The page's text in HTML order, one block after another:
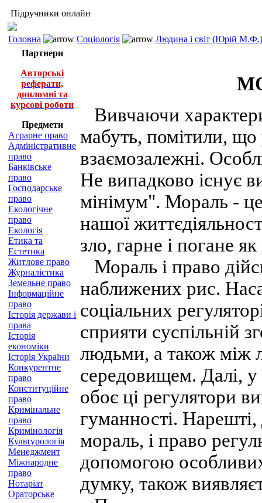
Підручники онлайн
Головна Соціологія
Людина і світ (Юрій М.Ф.)
Партнери
Авторські
реферати,
дипломні та
курсові роботи
Предмети
Аграрне право
Адміністративне
право
Банківське
право
Господарське
право
Екологічне
право
Екологія
Етика та
Естетика
Житлове право
Журналістика
Земельне право
Інформаційне
право
Історія держави і
права
Історія
економіки
Історія України
Конкурентне
право
Конституційне
право
Кримінальне
право
Кримінологія
Культурологія
Менеджмент
Міжнародне
право
Нотаріат
Ораторське
Вивчаючи
мабуть, помітили,
взаємозалежні.
Не випадково існує
мінімум". Мораль -
нашої
зло, гарне і погане
Мораль і право
наближених рис.
соціальних
сприяти суспільній
людьми, а також між
середовищем. Далі, у
обоє ці регулятори
гуманності. Нарешті,
мораль, і право
допомогою
думку, також